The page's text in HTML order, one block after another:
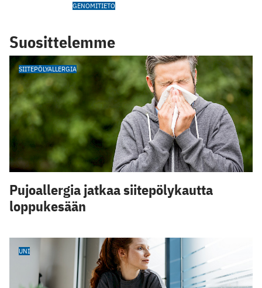
GENOMITIETO
Suosittelemme
SIITEPÖLYALLERGIA
Pujoallergia jatkaa siitepölykautta
loppukesään
UNI